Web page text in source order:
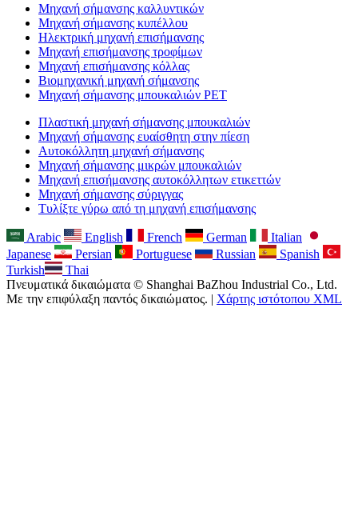
Μηχανή σήμανσης καλλυντικών
Μηχανή σήμανσης κυπέλλου
Ηλεκτρική μηχανή επισήμανσης
Μηχανή επισήμανσης τροφίμων
Μηχανή επισήμανσης κόλλας
Βιομηχανική μηχανή σήμανσης
Μηχανή σήμανσης μπουκαλιών PET
Πλαστική μηχανή σήμανσης μπουκαλιών
Μηχανή σήμανσης ευαίσθητη στην πίεση
Αυτοκόλλητη μηχανή σήμανσης
Μηχανή σήμανσης μικρών μπουκαλιών
Μηχανή επισήμανσης αυτοκόλλητων ετικεττών
Μηχανή σήμανσης σύριγγας
Τυλίξτε γύρω από τη μηχανή επισήμανσης
Arabic English French German
Italian
Japanese
Persian Portuguese Russian
Spanish
Turkish
Thai
Πνευματικά δικαιώματα © Shanghai BaZhou Industrial Co., Ltd.
Με την επιφύλαξη παντός δικαιώματος. | Χάρτης ιστότοπου XML